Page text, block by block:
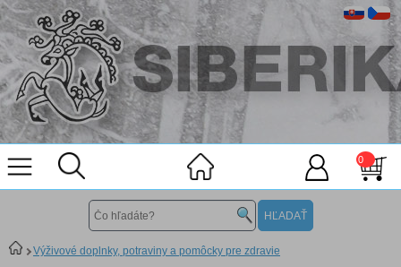
0
Výživové doplnky, potraviny a pomôcky pre zdravie